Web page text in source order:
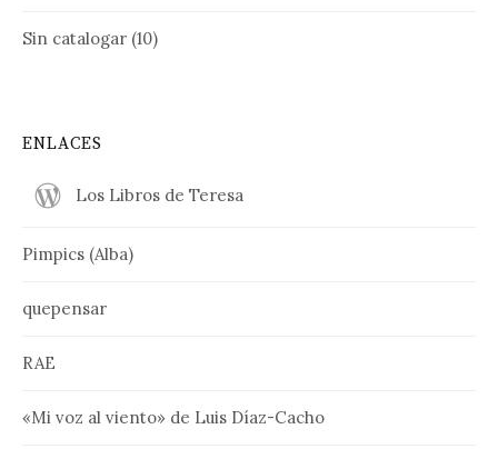
Sin catalogar (10)
ENLACES
Los Libros de Teresa
Pimpics (Alba)
quepensar
RAE
«Mi voz al viento» de Luis Díaz-Cacho